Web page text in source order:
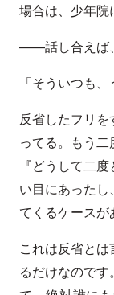
場合は、少年院
——話し合えば
「そういつも
反省したフリ
ってる。もう
『どうして二
い目にあった
てくるケースが
これは反省と
るだけなので